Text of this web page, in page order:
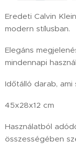
Eredeti Calvin
modern stílusban.
Elegáns
mindennapi
Időtálló darab,
45x28x12 cm
Használatból
összességében